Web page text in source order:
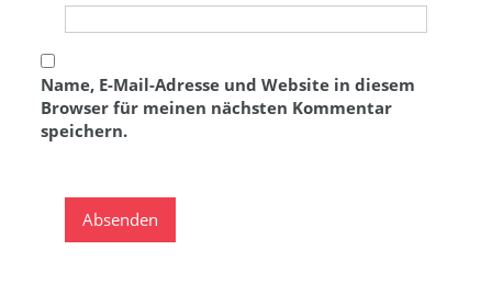
Name, E-Mail-Adresse und Website in diesem
Browser für meinen nächsten Kommentar
speichern.